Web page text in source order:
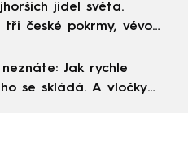
jídel světa.
tři české pokrmy, vévodí
Jak rychle
se skládá. A vločky